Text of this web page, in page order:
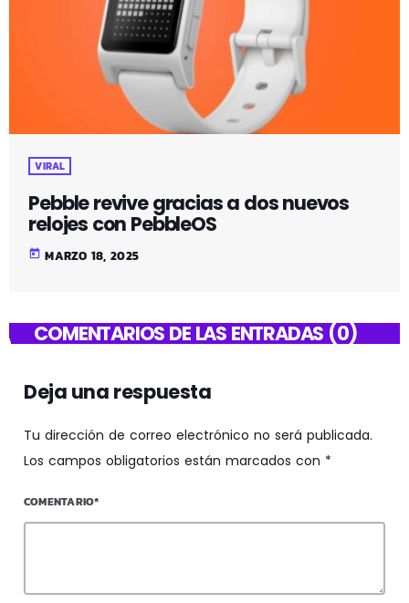
VIRAL
Pebble revive gracias a dos nuevos
relojes con PebbleOS
today MARZO 18, 2025
COMENTARIOS DE LAS ENTRADAS (0)
Deja una respuesta
Tu dirección de correo electrónico no será publicada.
Los campos obligatorios están marcados con *
COMENTARIO*